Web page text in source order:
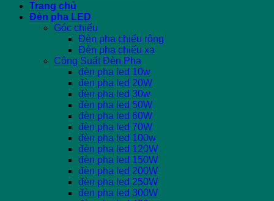
Trang chủ
Đèn pha LED
Góc chiếu
Đèn pha chiếu rộng
Đèn pha chiếu xa
Công Suất Đèn Pha
đèn pha led 10w
đèn pha led 20W
đèn pha led 30w
đèn pha led 50W
đèn pha led 60W
đèn pha led 70W
đèn pha led 100w
đèn pha led 120W
đèn pha led 150W
đèn pha led 200W
đèn pha led 250W
đèn pha led 300W